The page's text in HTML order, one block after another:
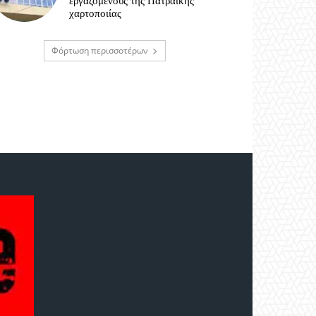
χαρτοποιίας
Φόρτωση περισσοτέρων